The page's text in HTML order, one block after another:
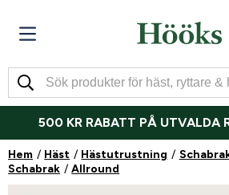
500 KR RABATT PÅ UTVALDA
Hem Häst Hästutrustning
Schabrak
Allround